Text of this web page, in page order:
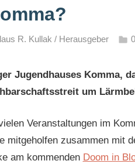
R. Kullak / Herausgeber
Jugendhauses Komma,
um
Veranstaltungen im
mitgeholfen zusammen mit
am kommenden Doom in